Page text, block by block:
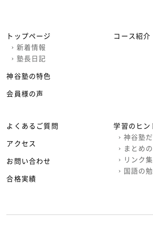
トップページ
› 新着情報
› 塾長日記
神谷塾の特色
会員様の声
コース紹介
よくあるご質問
アクセス
お問い合わせ
合格実績
学習のヒン
› 神谷塾
› まとめ
› リンク集
› 国語の